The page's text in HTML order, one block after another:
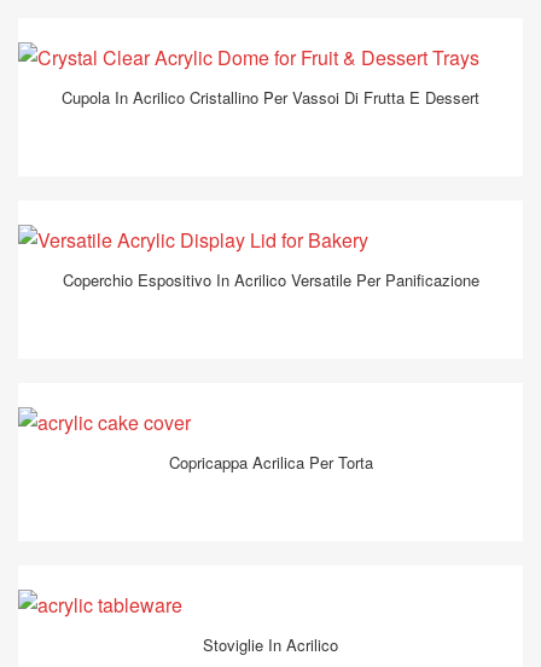
Cupola In Acrilico Cristallino Per Vassoi Di Frutta E Dessert
Coperchio Espositivo In Acrilico Versatile Per Panificazione
Copricappa Acrilica Per Torta
Stoviglie In Acrilico